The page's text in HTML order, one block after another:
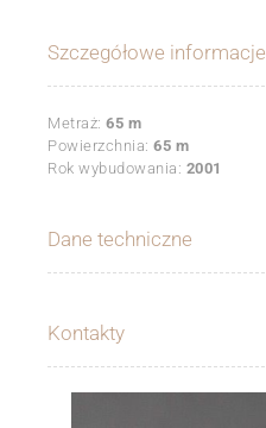
Szczegółowe informacje
Metraż: 65 m
Powierzchnia: 65 m
Rok wybudowania: 2001
Dane techniczne
Kontakty